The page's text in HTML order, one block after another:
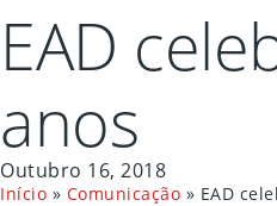
EAD
anos
Outubro 16, 2018
Início » Comunicação » EAD